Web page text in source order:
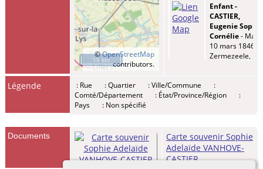
©OpenStreetMap
contributors.
10 km
Enfant -
CASTIER,
Eugenie Sophie
Cornélie-
10 mars 1846 -
Zermezeele,
France
- Mardi 06 fév
1849 -
Zermezeele,
Légende : Rue : Quartier : Ville/Commune
:
Comté/Département
: État/Province/Région
:
Pays
: Non spécifié
Documents
Carte souvenir Sophie
Adelaïde VANHOVE-
CASTIER